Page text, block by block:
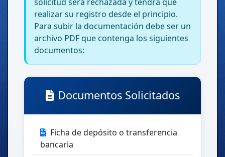
realizar su registro desde el principio.
Para subir la documentación debe ser un
archivo PDF que contenga los siguientes
documentos:
Documentos Solicitados
Ficha de depósito o transferencia
bancaria